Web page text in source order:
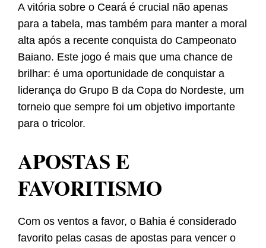
A vitória sobre o Ceará é crucial não apenas
para a tabela, mas também para manter a moral
alta após a recente conquista do Campeonato
Baiano. Este jogo é mais que uma chance de
brilhar: é uma oportunidade de conquistar a
liderança do Grupo B da Copa do Nordeste, um
torneio que sempre foi um objetivo importante
para o tricolor.
APOSTAS E
FAVORITISMO
Com os ventos a favor, o Bahia é considerado
favorito pelas casas de apostas para vencer o